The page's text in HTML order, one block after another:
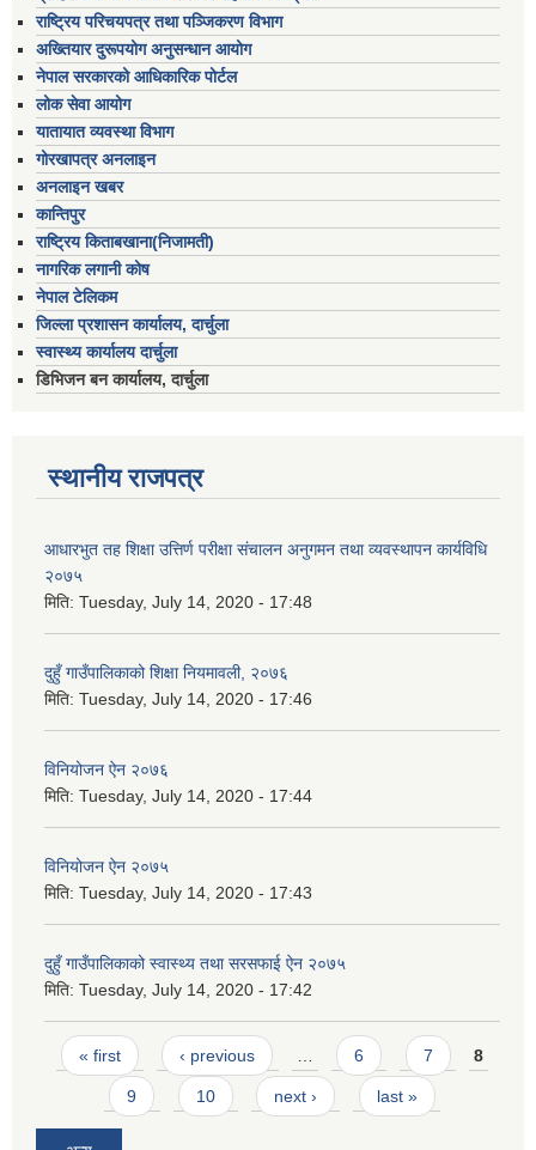
राष्ट्रिय परिचयपत्र तथा पञ्जिकरण विभाग
अख्तियार दुरूपयोग अनुसन्धान आयोग
नेपाल सरकारको आधिकारिक पोर्टल
लोक सेवा आयोग
यातायात व्यवस्था विभाग
गोरखापत्र अनलाइन
अनलाइन खबर
कान्तिपुर
राष्ट्रिय किताबखाना(निजामती)
नागरिक लगानी कोष
नेपाल टेलिकम
जिल्ला प्रशासन कार्यालय, दार्चुला
स्वास्थ्य कार्यालय दार्चुला
डिभिजन बन कार्यालय, दार्चुला
स्थानीय राजपत्र
आधारभुत तह शिक्षा उत्तिर्ण परीक्षा संचालन अनुगमन तथा व्यवस्थापन कार्यविधि
२०७५
मिति: Tuesday, July 14, 2020 - 17:48
दुहुँ गाउँपालिकाको शिक्षा नियमावली, २०७६
मिति: Tuesday, July 14, 2020 - 17:46
विनियोजन ऐन २०७६
मिति: Tuesday, July 14, 2020 - 17:44
विनियोजन ऐन २०७५
मिति: Tuesday, July 14, 2020 - 17:43
दुहुँ गाउँपालिकाको स्वास्थ्य तथा सरसफाई ऐन २०७५
मिति: Tuesday, July 14, 2020 - 17:42
Pages
« first ‹ previous 6 7 8
9 10 next › last »